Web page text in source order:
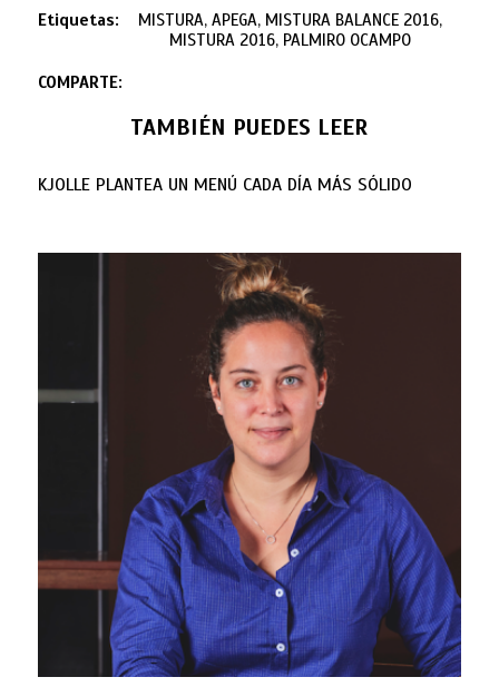
Etiquetas:
MISTURA, APEGA, MISTURA BALANCE 2016,
MISTURA 2016, PALMIRO OCAMPO
COMPARTE:
TAMBIÉN PUEDES LEER
KJOLLE PLANTEA UN MENÚ CADA DÍA MÁS SÓLIDO